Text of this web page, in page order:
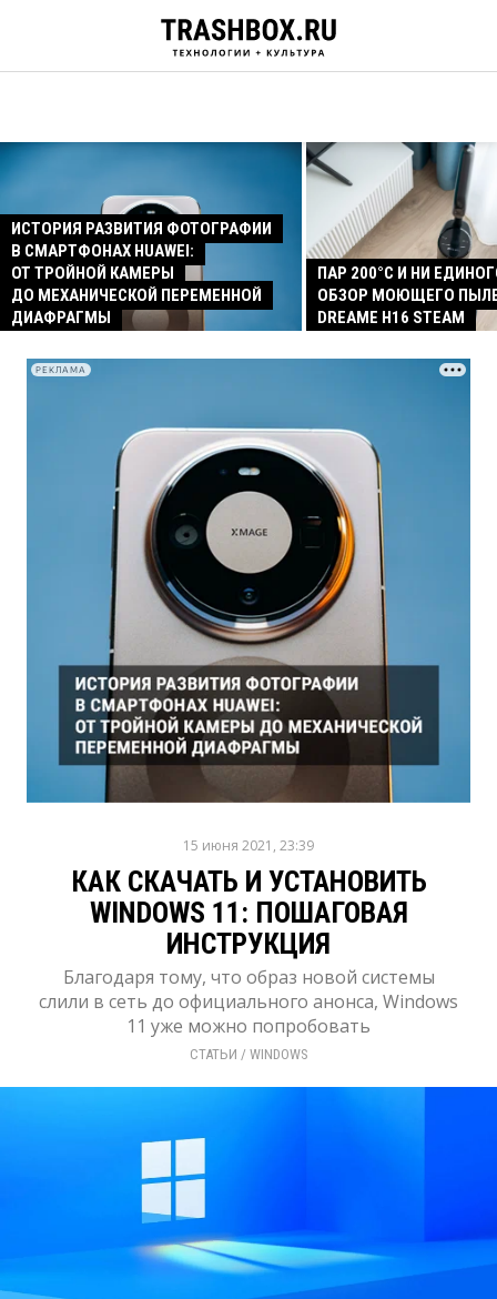
ИСТОРИЯ РАЗВИТИЯ ФОТОГРАФИИ
В СМАРТФОНАХ HUAWEI:
ОТ ТРОЙНОЙ КАМЕРЫ
ДО МЕХАНИЧЕСКОЙ ПЕРЕМЕННОЙ
ДИАФРАГМЫ
ПАР 200°C И НИ
ОБЗОР МОЮЩЕГО
DREAME H16 STEAM
РЕКЛАМА
15 июня 2021, 23:39
КАК СКАЧАТЬ И УСТАНОВИТЬ
WINDOWS 11: ПОШАГОВАЯ
ИНСТРУКЦИЯ
Благодаря тому, что образ новой системы
слили в сеть до официального анонса, Windows
11 уже можно попробовать
СТАТЬИ / WINDOWS